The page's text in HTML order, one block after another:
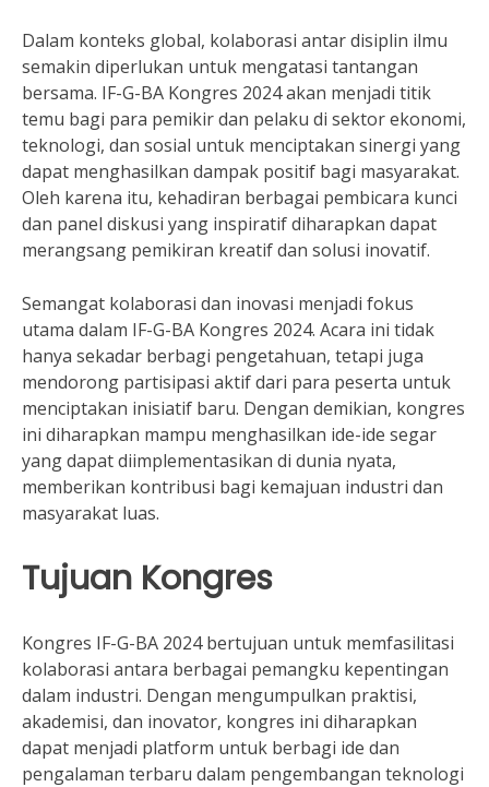
Dalam konteks global, kolaborasi antar disiplin ilmu
semakin diperlukan untuk mengatasi tantangan
bersama. IF-G-BA Kongres 2024 akan menjadi titik
temu bagi para pemikir dan pelaku di sektor ekonomi,
teknologi, dan sosial untuk menciptakan sinergi yang
dapat menghasilkan dampak positif bagi masyarakat.
Oleh karena itu, kehadiran berbagai pembicara kunci
dan panel diskusi yang inspiratif diharapkan dapat
merangsang pemikiran kreatif dan solusi inovatif.
Semangat kolaborasi dan inovasi menjadi fokus
utama dalam IF-G-BA Kongres 2024. Acara ini tidak
hanya sekadar berbagi pengetahuan, tetapi juga
mendorong partisipasi aktif dari para peserta untuk
menciptakan inisiatif baru. Dengan demikian, kongres
ini diharapkan mampu menghasilkan ide-ide segar
yang dapat diimplementasikan di dunia nyata,
memberikan kontribusi bagi kemajuan industri dan
masyarakat luas.
Tujuan Kongres
Kongres IF-G-BA 2024 bertujuan untuk memfasilitasi
kolaborasi antara berbagai pemangku kepentingan
dalam industri. Dengan mengumpulkan praktisi,
akademisi, dan inovator, kongres ini diharapkan
dapat menjadi platform untuk berbagi ide dan
pengalaman terbaru dalam pengembangan teknologi